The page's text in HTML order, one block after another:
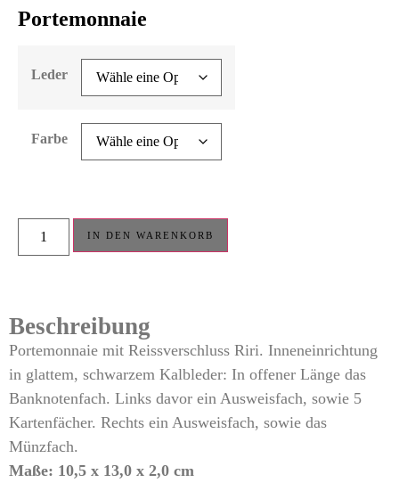
Portemonnaie
Leder
Farbe
IN DEN WARENKORB
Beschreibung
Portemonnaie mit Reissverschluss Riri. Inneneinrichtung
in glattem, schwarzem Kalbleder: In offener Länge das
Banknotenfach. Links davor ein Ausweisfach, sowie 5
Kartenfächer. Rechts ein Ausweisfach, sowie das
Münzfach.
Maße: 10,5 x 13,0 x 2,0 cm